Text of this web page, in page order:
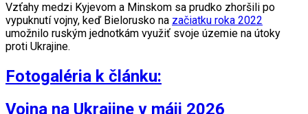
Vzťahy medzi Kyjevom a Minskom sa prudko zhoršili po
vypuknutí vojny, keď Bielorusko na začiatku roka 2022
umožnilo ruským jednotkám využiť svoje územie na útoky
proti Ukrajine.
Fotogaléria k článku:
Vojna na Ukrajine v máji 2026